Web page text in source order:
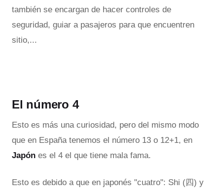
también se encargan de hacer controles de
seguridad, guiar a pasajeros para que encuentren
sitio,...
El número 4
Esto es más una curiosidad, pero del mismo modo
que en España tenemos el número 13 o 12+1, en
Japón es el 4 el que tiene mala fama.
Esto es debido a que en japonés "cuatro": Shi (四) y